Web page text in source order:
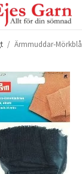
/ Ärmmuddar-Mörkblå